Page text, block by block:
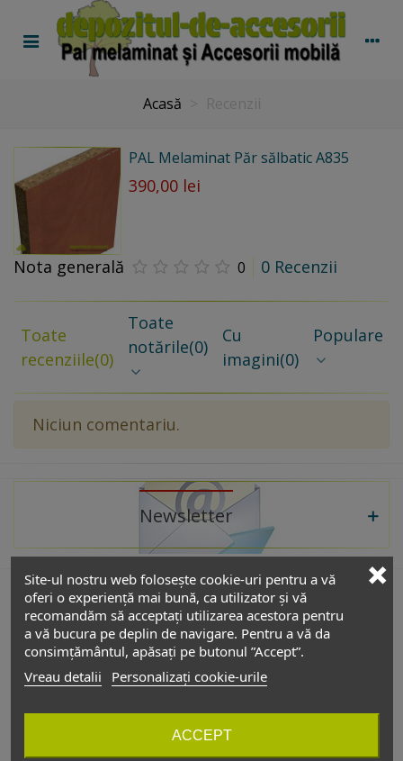
Acasă
PAL Melaminat Păr sălbatic A835
390,00 lei
Nota generală 0 0 Recenzii
Toate
recenziile(0)
Toate
notările(0)
Cu
imagini(0)
Populare
Niciun comentariu.
Site-ul nostru web folosește cookie-uri pentru a vă
oferi o experiență mai bună, ca utilizator și vă
recomandăm să acceptați utilizarea acestora pentru
a vă bucura pe deplin de navigare. Pentru a vă da
consimțământul, apăsați pe butonul ”Accept”.
Vreau detalii
Personalizați cookie-urile
ACCEPT
Newsletter
De interes
Catalog